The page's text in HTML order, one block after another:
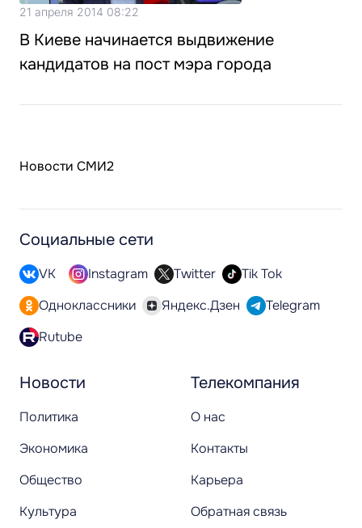
21 апреля 2014 08:22
В Киеве начинается выдвижение
кандидатов на пост мэра города
Новости СМИ2
Новости
Политика
Экономика
Общество
Культура
Телекомпания
О нас
Контакты
Карьера
Обратная связь
Социальные сети
VK Instagram Twitter
Tik Tok
Одноклассники
Яндекс.Дзен
Telegram
Rutube